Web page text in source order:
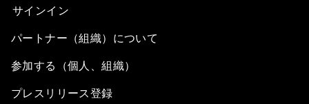
サインイン
パートナー（組織）について
参加する（個人、組織）
プレスリリース登録